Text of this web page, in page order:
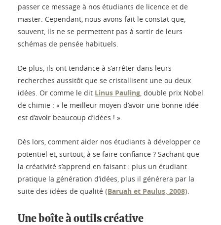
passer ce message à nos étudiants de licence et de
master. Cependant, nous avons fait le constat que,
souvent, ils ne se permettent pas à sortir de leurs
schémas de pensée habituels.
De plus, ils ont tendance à s’arrêter dans leurs
recherches aussitôt que se cristallisent une ou deux
idées. Or comme le dit Linus Pauling, double prix Nobel
de chimie : « le meilleur moyen d’avoir une bonne idée
est d’avoir beaucoup d’idées ! ».
Dès lors, comment aider nos étudiants à développer ce
potentiel et, surtout, à se faire confiance ? Sachant que
la créativité s’apprend en faisant : plus un étudiant
pratique la génération d’idées, plus il générera par la
suite des idées de qualité (Baruah et Paulus, 2008).
Une boîte à outils créative